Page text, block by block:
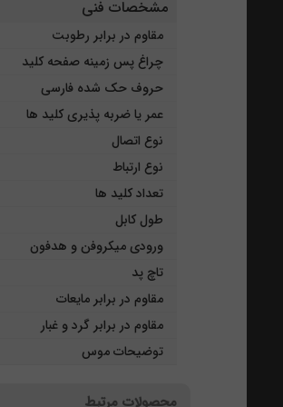
مشخصات فنی
مقاوم در برابر رطوبت
چراغ پس زمینه صفحه کلید
حروف حک شده فارسی
عمر یا ضربه پذیری کلید ها
نوع اتصال
نوع ارتباط
تعداد کلید ها
طول کابل
ورودی میکروفن و هدفون
تاچ پد
مقاوم در برابر مایعات
مقاوم در برابر گرد و غبار
توضیحات موس
محصولات مرتبط